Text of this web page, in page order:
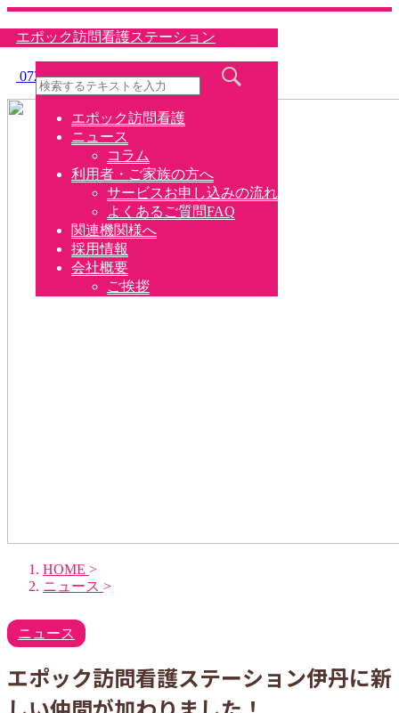
エポック訪問看護ステーション
エポック訪問看護
ニュース
コラム
利用者・ご家族の方へ
サービスお申し込みの流れ
よくあるご質問FAQ
関連機関様へ
採用情報
会社概要
ご挨拶
072-7701657
HOME >
ニュース >
ニュース
エポック訪問看護ステーション伊丹に新